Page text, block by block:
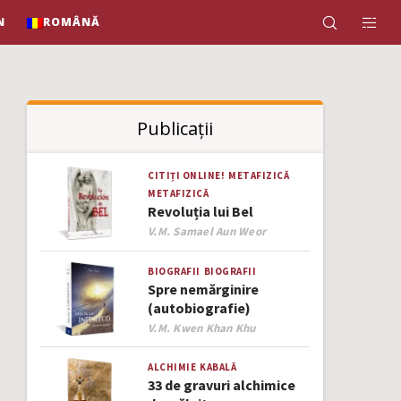
ROMÂNĂ
Publicații
CITIȚI ONLINE! METAFIZICĂ
METAFIZICĂ
Revoluția lui Bel
Author
V.M. Samael Aun Weor
BIOGRAFII BIOGRAFII
Spre nemărginire
(autobiografie)
Author
V.M. Kwen Khan Khu
ALCHIMIE KABALĂ
33 de gravuri alchimice